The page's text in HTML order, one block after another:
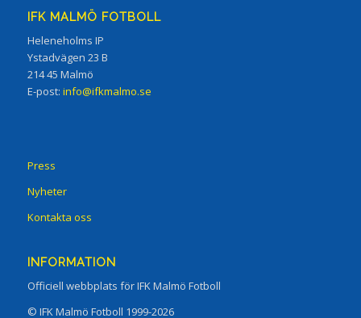
IFK MALMÖ FOTBOLL
Heleneholms IP
Ystadvägen 23 B
214 45 Malmö
E-post: info@ifkmalmo.se
Press
Nyheter
Kontakta oss
INFORMATION
Officiell webbplats för IFK Malmö Fotboll
© IFK Malmö Fotboll 1999-2026